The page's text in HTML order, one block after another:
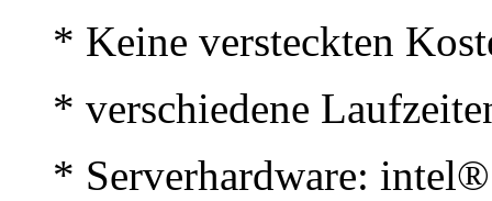
* Keine versteckten
* verschiedene
* Serverhardware: